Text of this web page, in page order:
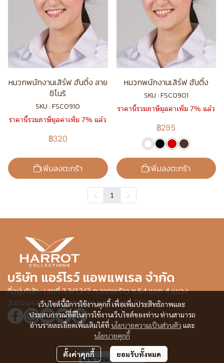
หมวกพนักงานเสิร์ฟ ฮันติ้ง ลาย
ชิโนริ
SKU : FSC0910
ราคานี้รวมภาษีมูลค่าเพิ่ม 7% แล้ว
฿320
เพิ่มลงตะกร้า
หมวกพนักงานเสิร์ฟ ฮันติ้ง
SKU : FSC0901
ราคานี้รวมภาษีมูลค่าเพิ่ม 7% แล้ว
฿295
เพิ่มลงตะกร้า
1
เว็บไซต์นี้มีการใช้งานคุกกี้ เพื่อเพิ่มประสิทธิภาพและ
ประสบการณ์ที่ดีในการใช้งานเว็บไซต์ของท่าน ท่านสามารถ
อ่านรายละเอียดเพิ่มเติมได้ที่ นโยบายความเป็นส่วนตัว และ
นโยบายคุกกี้
ตั้งค่าคุกกี้ ยอมรับทั้งหมด
บริษัท แอร์โรว์ แอพแพเรล จำกัด
ที่อยู่บริษัท : เลขที่ 3,3/1,3/2 ก.ลาดพร้าว ซ.64 แยก 4 แขวง
วังทองหลาง เขตวังทองหลาง กรุงเทพฯ 10310
© Copyright 2025 All Rights Reserved.
ผู้เข้าชมวันนี้840